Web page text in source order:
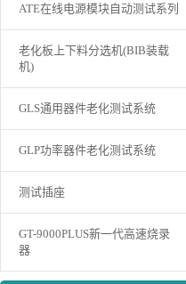
ATE在线电源模块自动测试系列
老化板上下料分选机(BIB装载
机)
GLS通用器件老化测试系统
GLP功率器件老化测试系统
测试插座
GT-9000PLUS新一代高速烧录
器